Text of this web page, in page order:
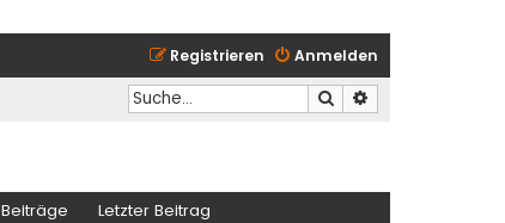
Anmelden
Registrieren
Suche
Beiträge Letzter Beitrag